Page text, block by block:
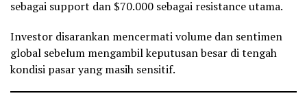
sebagai support dan $70.000 sebagai resistance utama.
Investor disarankan mencermati volume dan sentimen
global sebelum mengambil keputusan besar di tengah
kondisi pasar yang masih sensitif.